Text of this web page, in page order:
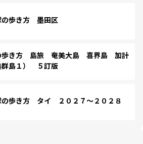
歩き方 墨田区
歩き方 島旅 奄美大島 喜界島 加計
群島１） ５訂版
歩き方 タイ ２０２７～２０２８